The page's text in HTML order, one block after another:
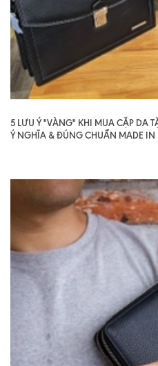
5 LƯU Ý "VÀNG" KHI MUA CẶP DA
Ý NGHĨA & ĐÚNG CHUẨN MADE IN